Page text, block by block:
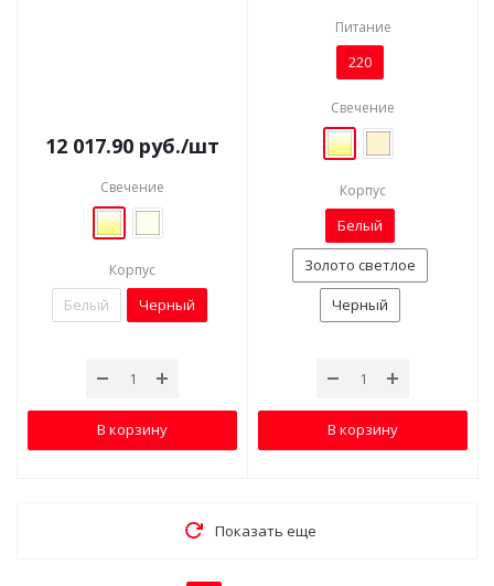
12 017.90 руб./шт
Свечение
Корпус
Белый Черный
В корзину
Питание
220
Свечение
Корпус
Белый
Золото светлое
Черный
В корзину
Показать еще